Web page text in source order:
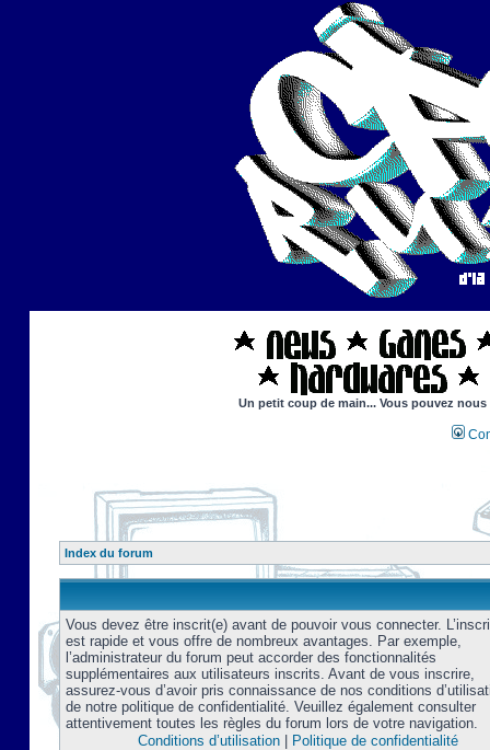
Un petit coup de main... Vous pouvez
Index du forum
Vous devez être inscrit(e) avant de pouvoir vous connecter.
est rapide et vous offre de nombreux avantages. Par exemple,
l’administrateur du forum peut accorder des fonctionnalités
supplémentaires aux utilisateurs inscrits. Avant de vous inscrire,
assurez-vous d’avoir pris connaissance de nos conditions
de notre politique de confidentialité. Veuillez également consulter
attentivement toutes les règles du forum lors de votre navigation.
Conditions d’utilisation| Politique de confidentialité